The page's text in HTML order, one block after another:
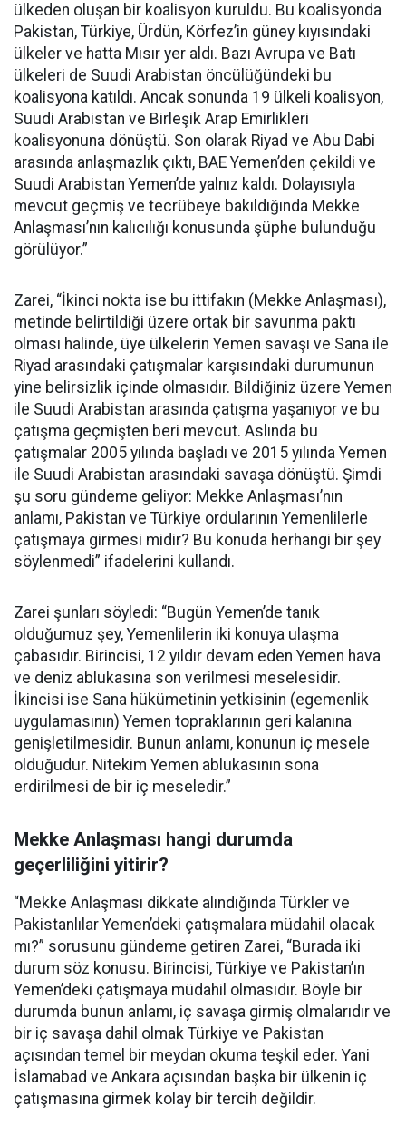
ülkeden oluşan bir koalisyon kuruldu. Bu koalisyonda
Pakistan, Türkiye, Ürdün, Körfez’in güney kıyısındaki
ülkeler ve hatta Mısır yer aldı. Bazı Avrupa ve Batı
ülkeleri de Suudi Arabistan öncülüğündeki bu
koalisyona katıldı. Ancak sonunda 19 ülkeli koalisyon,
Suudi Arabistan ve Birleşik Arap Emirlikleri
koalisyonuna dönüştü. Son olarak Riyad ve Abu Dabi
arasında anlaşmazlık çıktı, BAE Yemen’den çekildi ve
Suudi Arabistan Yemen’de yalnız kaldı. Dolayısıyla
mevcut geçmiş ve tecrübeye bakıldığında Mekke
Anlaşması’nın kalıcılığı konusunda şüphe bulunduğu
görülüyor.”
Zarei, “İkinci nokta ise bu ittifakın (Mekke Anlaşması),
metinde belirtildiği üzere ortak bir savunma paktı
olması halinde, üye ülkelerin Yemen savaşı ve Sana ile
Riyad arasındaki çatışmalar karşısındaki durumunun
yine belirsizlik içinde olmasıdır. Bildiğiniz üzere Yemen
ile Suudi Arabistan arasında çatışma yaşanıyor ve bu
çatışma geçmişten beri mevcut. Aslında bu
çatışmalar 2005 yılında başladı ve 2015 yılında Yemen
ile Suudi Arabistan arasındaki savaşa dönüştü. Şimdi
şu soru gündeme geliyor: Mekke Anlaşması’nın
anlamı, Pakistan ve Türkiye ordularının Yemenlilerle
çatışmaya girmesi midir? Bu konuda herhangi bir şey
söylenmedi” ifadelerini kullandı.
Zarei şunları söyledi: “Bugün Yemen’de tanık
olduğumuz şey, Yemenlilerin iki konuya ulaşma
çabasıdır. Birincisi, 12 yıldır devam eden Yemen hava
ve deniz ablukasına son verilmesi meselesidir.
İkincisi ise Sana hükümetinin yetkisinin (egemenlik
uygulamasının) Yemen topraklarının geri kalanına
genişletilmesidir. Bunun anlamı, konunun iç mesele
olduğudur. Nitekim Yemen ablukasının sona
erdirilmesi de bir iç meseledir.”
Mekke Anlaşması hangi durumda
geçerliliğini yitirir?
“Mekke Anlaşması dikkate alındığında Türkler ve
Pakistanlılar Yemen’deki çatışmalara müdahil olacak
mı?” sorusunu gündeme getiren Zarei, “Burada iki
durum söz konusu. Birincisi, Türkiye ve Pakistan’ın
Yemen’deki çatışmaya müdahil olmasıdır. Böyle bir
durumda bunun anlamı, iç savaşa girmiş olmalarıdır ve
bir iç savaşa dahil olmak Türkiye ve Pakistan
açısından temel bir meydan okuma teşkil eder. Yani
İslamabad ve Ankara açısından başka bir ülkenin iç
çatışmasına girmek kolay bir tercih değildir.